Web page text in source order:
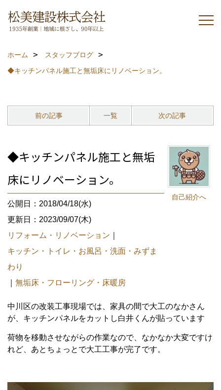
ホーム
スタッフブログ
◆キッチンパネル施工と無垢床にリノベーション。
前の記事 一覧 次の記事
自己紹介へ
◆キッチンパネル施工と無垢
床にリノベーション。
公開日：2018/04/18(水)
更新日：2023/09/07(木)
リフォーム・リノベーション
キッチン・トイレ・お風呂・洗面・みずま
わり
無垢床・フローリング・床暖房
中川区の改装工事現場では、家具の間で大工のなかさん
が、キッチンパネルをカットし白井くんが貼っています
荷物を移動させながらの作業なので、なかなか大変ですけ
れど、あとちょっとで大工工事が完了です。